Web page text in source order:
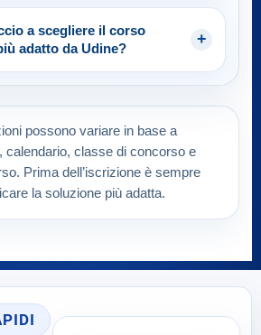
a scegliere il corso
adatto da Udine?
possono variare in base a
calendario, classe di concorso e
Prima dell’iscrizione è sempre
la soluzione più adatta.